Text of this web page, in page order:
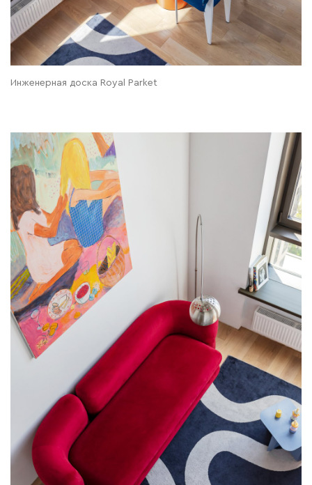
Инженерная доска Royal Parket